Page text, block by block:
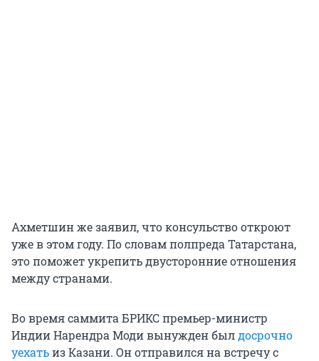
Ахметшин же заявил, что консульство откроют
уже в этом году. По словам полпреда Татарстана,
это поможет укрепить двусторонние отношения
между странами.
Во время саммита БРИКС премьер-министр
Индии Нарендра Моди вынужден былдосрочно
уехатьиз Казани. Он отправился на встречу с